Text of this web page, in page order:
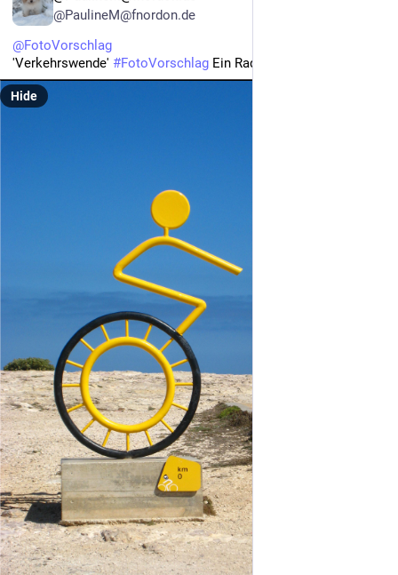
@PaulineM@fnordon.de
@FotoVorschlag
'Verkehrswende' #FotoVorschlag Ein Rad reicht!
Hide